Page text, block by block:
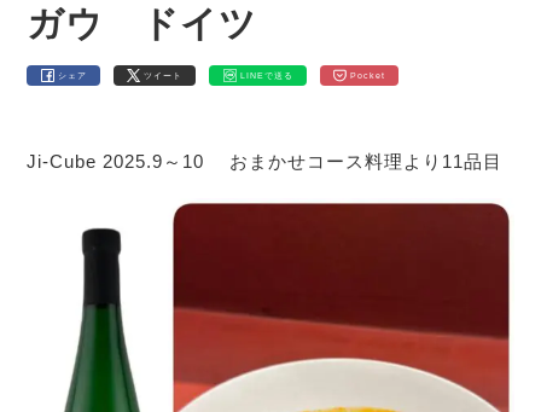
ガウ ドイツ
シェア ツイート LINEで送る Pocket
Ji-Cube 2025.9～10 おまかせコース料理より11品目